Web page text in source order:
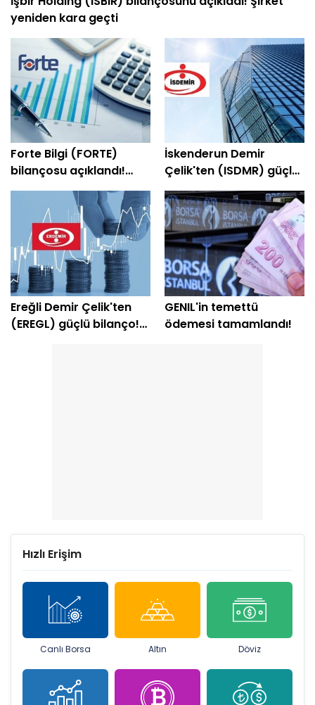
yeniden kara geçti
Forte Bilgi (FORTE)
bilançosu açıklandı!
Şirket yeniden kâra
İskenderun Demir
Çelik'ten (ISDMR) güçlü
bilanço! Net kâr yüzde
203 arttı
Ereğli Demir Çelik'ten
(EREGL) güçlü bilanço!
GENIL'in temettü
ödemesi tamamlandı!
Hızlı Erişim
Canlı Borsa Altın Döviz